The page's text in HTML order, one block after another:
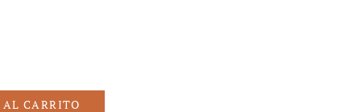
CARRITO